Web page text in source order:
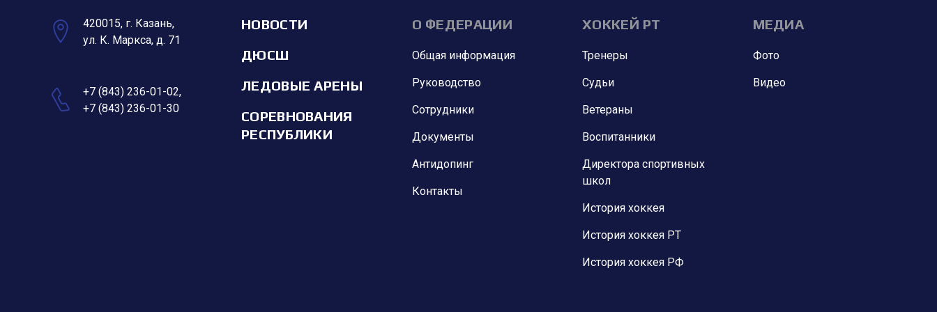
420015, г. Казань,
ул. К. Маркса, д. 71
+7 (843) 236-01-02,
+7 (843) 236-01-30
НОВОСТИ
ДЮСШ
ЛЕДОВЫЕ АРЕНЫ
СОРЕВНОВАНИЯ
РЕСПУБЛИКИ
О ФЕДЕРАЦИИ
Общая информация
Руководство
Сотрудники
Документы
Антидопинг
Контакты
ХОККЕЙ РТ
Тренеры
Судьи
Ветераны
Воспитанники
Директора спортивных
школ
История хоккея
История хоккея РТ
История хоккея РФ
МЕДИА
Фото
Видео